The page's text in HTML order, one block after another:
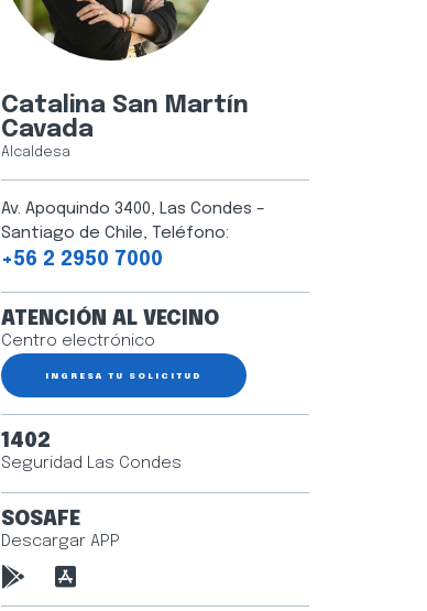
Catalina San Martín
Cavada
Alcaldesa
Av. Apoquindo 3400, Las Condes –
Santiago de Chile, Teléfono:
+56 2 2950 7000
ATENCIÓN AL VECINO
Centro electrónico
INGRESA TU SOLICITUD
1402
Seguridad Las Condes
SOSAFE
Descargar APP